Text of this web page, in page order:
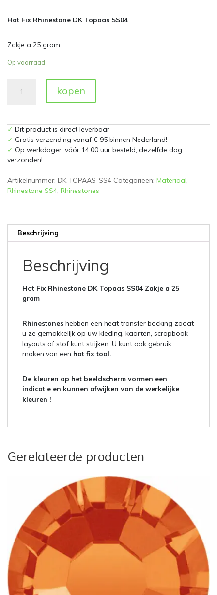
Hot Fix Rhinestone DK Topaas SS04
Zakje a 25 gram
Op voorraad
Topaas
SS04
Zakje
25
aantal
kopen
✓ Dit product is direct leverbaar
✓ Gratis verzending vanaf € 95 binnen Nederland!
✓ Op werkdagen vóór 14.00 uur besteld, dezelfde dag
verzonden!
Artikelnummer: DK-TOPAAS-SS4 Categorieën: Materiaal,
Rhinestone SS4, Rhinestones
Beschrijving
Beschrijving
Hot Fix Rhinestone DK Topaas SS04 Zakje a 25
gram
Rhinestones hebben een heat transfer backing zodat
u ze gemakkelijk op uw kleding, kaarten, scrapbook
layouts of stof kunt strijken. U kunt ook gebruik
maken van een hot fix tool.
De kleuren op het beeldscherm vormen een
indicatie en kunnen afwijken van de werkelijke
kleuren !
Gerelateerde producten